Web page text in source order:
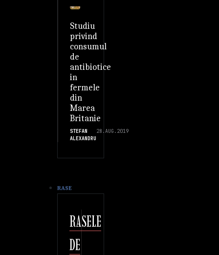
Studiu
privind
consumul
de
antibiotice
in
fermele
din
Marea
Britanie
STEFAN
ALEXANDRU
28.AUG.2019
RASE
RASELE
DE